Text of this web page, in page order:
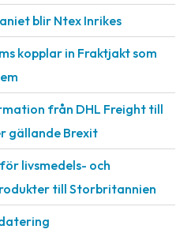
blir Ntex Inrikes
kopplar in Fraktjakt som
från DHL Freight till
gällande Brexit
livsmedels- och
till Storbritannien